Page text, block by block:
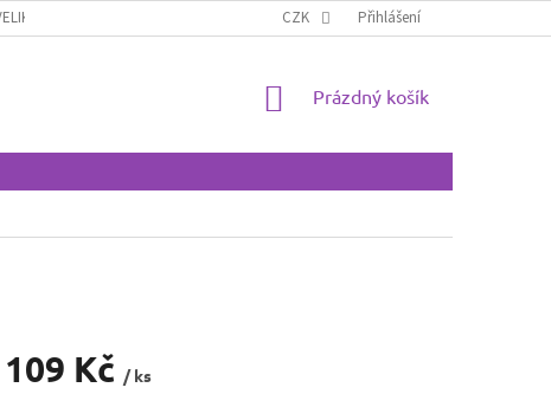
CZK Přihlášení
NÁKUPNÍ
Prázdný košík
109 Kč / ks